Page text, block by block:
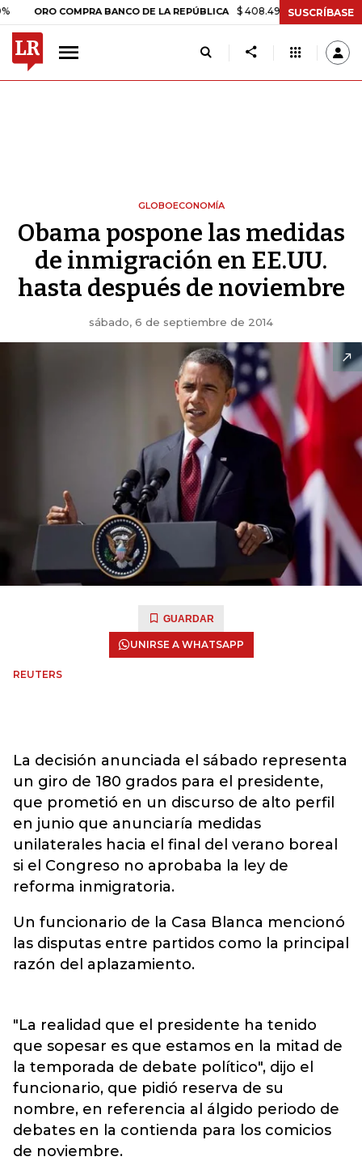
COMPRA BANCO DE LA REPÚBLICA $ 408.498,97 +$ 8.753,81
SUSCRÍBASE
GLOBOECONOMÍA
Obama pospone las medidas
de inmigración en EE.UU.
hasta después de noviembre
sábado, 6 de septiembre de 2014
GUARDAR
UNIRSE A WHATSAPP
REUTERS
La decisión anunciada el sábado representa
un giro de 180 grados para el presidente,
que prometió en un discurso de alto perfil
en junio que anunciaría medidas
unilaterales hacia el final del verano boreal
si el Congreso no aprobaba la ley de
reforma inmigratoria.
Un funcionario de la Casa Blanca mencionó
las disputas entre partidos como la principal
razón del aplazamiento.
"La realidad que el presidente ha tenido
que sopesar es que estamos en la mitad de
la temporada de debate político", dijo el
funcionario, que pidió reserva de su
nombre, en referencia al álgido periodo de
debates en la contienda para los comicios
de noviembre.